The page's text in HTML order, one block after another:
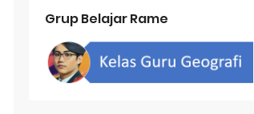
Grup Belajar Rame